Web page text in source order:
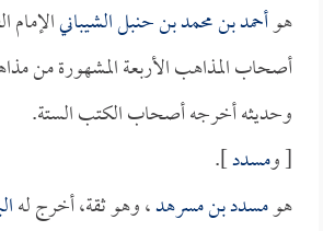
هوأحمد بن محمد بن حنبل الشيباني
أصحاب المذاهب الأربعة المشهورة من
وحديثه أخرجه أصحاب الكتب الستة.
[ ومسدد].
هومسدد بن مسرهد، وهو ثقة، أخرج له